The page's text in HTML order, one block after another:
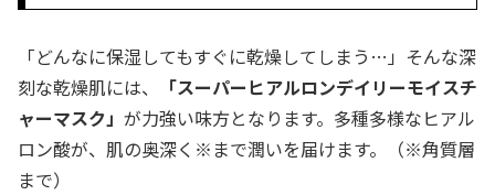
「どんなに保湿してもすぐに乾燥してしまう…」そんな深
刻な乾燥肌には、
「スーパーヒアルロンデイリーモイスチ
ャーマスク」 が力強い味方となります。多種多様なヒアル
ロン酸が、肌の奥深く※まで潤いを届けます。（※角質層
まで）